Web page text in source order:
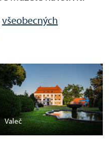
všeobecných
Valeč